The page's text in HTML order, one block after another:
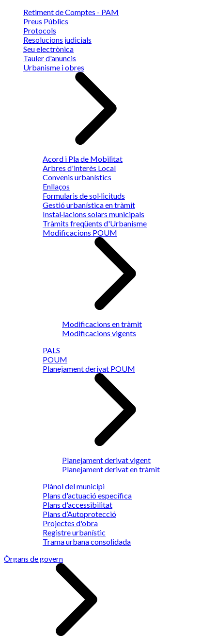
Retiment de Comptes - PAM
Preus Públics
Protocols
Resolucions judicials
Seu electrònica
Tauler d'anuncis
Urbanisme i obres
Acord i Pla de Mobilitat
Arbres d'interès Local
Convenis urbanístics
Enllaços
Formularis de sol·licituds
Gestió urbanística en tràmit
Instal·lacions solars municipals
Tràmits freqüents d'Urbanisme
Modificacions POUM
Modificacions en tràmit
Modificacions vigents
PALS
POUM
Planejament derivat POUM
Planejament derivat vigent
Planejament derivat en tràmit
Plànol del municipi
Plans d'actuació específica
Plans d'accessibilitat
Plans d’Autoprotecció
Projectes d'obra
Registre urbanístic
Trama urbana consolidada
Òrgans de govern